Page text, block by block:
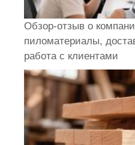
Обзор-отзыв о
пиломатериалы,
работа с клиентами